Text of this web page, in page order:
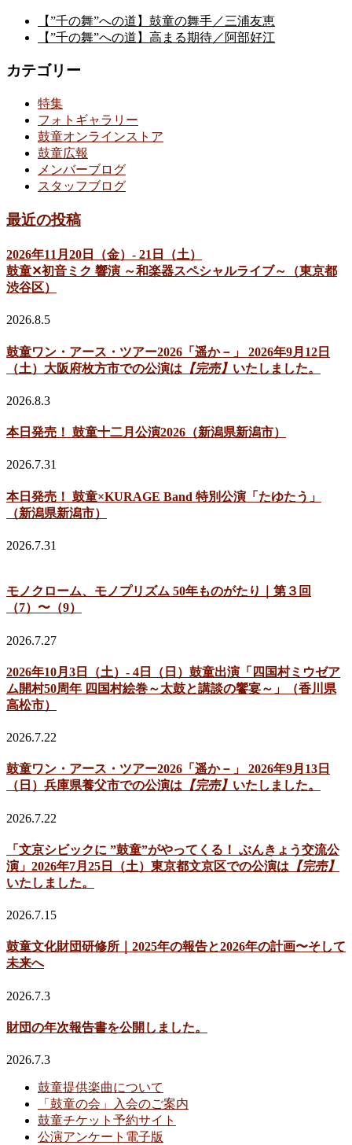
【”千の舞”への道】鼓童の舞手／三浦友恵
【”千の舞”への道】高まる期待／阿部好江
カテゴリー
特集
フォトギャラリー
鼓童オンラインストア
鼓童広報
メンバーブログ
スタッフブログ
最近の投稿
2026年11月20日（金）- 21日（土）
鼓童✕初音ミク 響演 ～和楽器スペシャルライブ～（東京都
渋谷区）
2026.8.5
鼓童ワン・アース・ツアー2026「遥か－」 2026年9月12日
（土）大阪府枚方市での公演は 【完売】 いたしました。
2026.8.3
本日発売！ 鼓童十二月公演2026（新潟県新潟市）
2026.7.31
本日発売！ 鼓童×KURAGE Band 特別公演「たゆたう」
（新潟県新潟市）
2026.7.31
モノクローム、モノプリズム 50年ものがたり｜第３回
（7）〜（9）
2026.7.27
2026年10月3日（土）- 4日（日）鼓童出演「四国村ミウゼア
ム開村50周年 四国村絵巻～太鼓と講談の饗宴～」（香川県
高松市）
2026.7.22
鼓童ワン・アース・ツアー2026「遥か－」 2026年9月13日
（日）兵庫県養父市での公演は 【完売】 いたしました。
2026.7.22
「文京シビックに ”鼓童”がやってくる！ ぶんきょう交流公
演」2026年7月25日（土）東京都文京区での公演は 【完売】
いたしました。
2026.7.15
鼓童文化財団研修所｜2025年の報告と2026年の計画〜そして
未来へ
2026.7.3
財団の年次報告書を公開しました。
2026.7.3
鼓童提供楽曲について
「鼓童の会」入会のご案内
鼓童チケット予約サイト
公演アンケート電子版